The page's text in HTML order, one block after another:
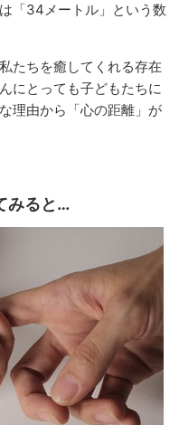
「34メートル」という数
たちを癒してくれる存在
にとっても子どもたちに
理由から「心の距離」が
みると…